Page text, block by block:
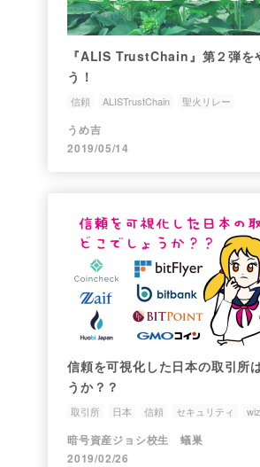
『ALIS TrustChain』第２弾を
う！
信頼 ALISTrustChain 聖火リレー
うめ吉
2019/05/14
信頼を可視化した日本の取引所
うか？？
取引所 日本 信頼 セキュリティ
暗号資産ジョシ校生 蟻巣
2019/02/26